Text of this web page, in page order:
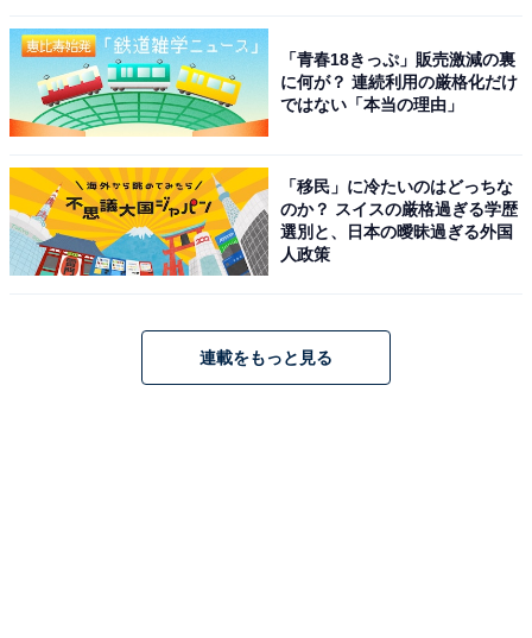
「青春18きっぷ」販売激減の裏
に何が？ 連続利用の厳格化だけ
ではない「本当の理由」
「移民」に冷たいのはどっちな
のか？ スイスの厳格過ぎる学歴
選別と、日本の曖昧過ぎる外国
人政策
連載をもっと見る